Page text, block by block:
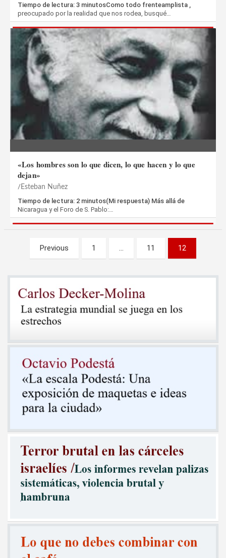
Tiempo de lectura: 3 minutosComo todo frenteamplista ,
preocupado por la realidad que nos rodea, busqué…
«Los hombres son lo que dicen, lo que hacen y lo que
dejan»
Esteban Nuñez
Tiempo de lectura: 2 minutos(Mi respuesta) Más allá de
Nicaragua y el Foro de S. Pablo:…
Paginación
entradas
Previous 1 11 12